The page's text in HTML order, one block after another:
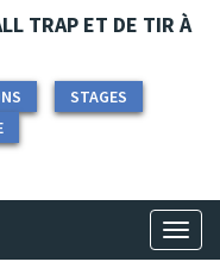
TRAP ET DE TIR À
STAGES